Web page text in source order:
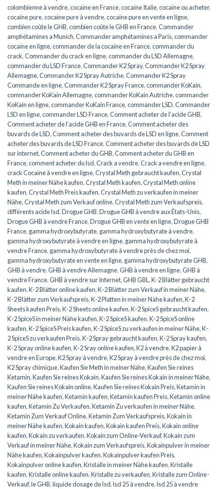
colombienne à vendre,cocaïne en France,cocaïne Italie,cocaïne ou acheter,
cocaïne pure,cocaïne pure à vendre,cocaïne pure en vente en ligne,
combien coûte le GHB,combien coûte le GHB en France,Commander
amphétamines a Munich,Commander amphétamines a Paris,commander
cocaïne en ligne,commander de la cocaïne en France,commander du
crack,Commander du crack en ligne,commander du LSD Allemagne,
commander du LSD France,Commander K2 Spray,Commander K2 Spray
Allemagne,Commander K2 Spray Autriche,Commander K2 Spray
Commande en ligne,Commander K2 Spray France,commander KoKain,
commander KoKain Allemagne,commander KoKain Autriche,commander
KoKain en ligne,commander KoKain France,commander LSD,Commander
LSD en ligne,commander LSD France,Comment acheter de l’acide GHB,
Comment acheter de l’acide GHB en France,Comment acheter des
buvards de LSD,Comment acheter des buvards de LSD en ligne,Comment
acheter des buvards de LSD France,Comment acheter des buvards de LSD
sur internet,Comment acheter du GHB,Comment acheter du GHB en
France,comment acheter du lsd,Crack a vendre,Crack a vendre en ligne,
crack Cocaïne à vendre en ligne,Crystal Meth gebraucht kaufen,Crystal
Meth in meiner Nähe kaufen,Crystal Meth kaufen,Crystal Meth online
kaufen,Crystal Meth Preis kaufen,Crystal Meth zu verkaufen in meiner
Nähe,Crystal Meth zum Verkauf online,Crystal Meth zum Verkaufspreis,
différents acide lsd,Drogue GHB,Drogue GHB à vendre aux États-Unis,
Drogue GHB à vendre France,Drogue GHB en vente en ligne,Drogue GHB
France, gamma hydroxybutyrate, gamma hydroxybutyrate à vendre,
gamma hydroxybutyrate à vendre en ligne, gamma hydroxybutyrate à
vendre France, gamma hydroxybutyrate à vendre près de chez moi,
gamma hydroxybutyrate en vente en ligne, gamma hydroxybutyrate GHB,
GHB à vendre,GHB à vendre Allemagne,GHB à vendre en ligne,GHB à
vendre France,GHB à vendre sur Internet,GHB GBL ,K-2 Blätter gebraucht
kaufen,K-2 Blätter online kaufen,K-2 Blätter zum Verkauf in meiner Nähe,
K-2 Blätter zum Verkaufspreis,K-2 Platten in meiner Nähe kaufen,K-2
Sheets kaufen Preis,K-2 Sheets online kaufen,K-2 SpiceS gebraucht kaufen,
K-2 SpiceS in meiner Nähe kaufen,K-2 SpiceS kaufen,K-2 SpiceS online
kaufen,K-2 SpiceS Preis kaufen,K-2 SpiceS zu verkaufen in meiner Nähe,K-
2 SpiceS zu verkaufen Preis,K-2 Spray gebraucht kaufen,K-2 Spray kaufen,
K-2 Spray online kaufen,K-2 Sray online kaufen,K2 à vendre,K2 papier à
vendre en Europe,K2 Spray à vendre,K2 Spray à vendre près de chez moi,
K2 Spray chimique,Kaufen Sie Meth in meiner Nähe,Kaufen Sie reines
Ketamin,Kaufen Sie reines Kokain,Kaufen Sie reines Kokain in meiner Nähe,
Kaufen Sie reines Kokain online,Kaufen Sie reines Kokain Preis,Ketamin in
meiner Nähe kaufen,Ketamin kaufen,Ketamin kaufen Preis,Ketamin online
kaufen,Ketamin Zu Verkaufen,Ketamin Zu verkaufen in meiner Nähe,
Ketamin Zum Verkauf Online,Ketamin Zum Verkaufspreis,Kokain in
meiner Nähe kaufen,Kokain kaufen,Kokain kaufen Preis,Kokain online
kaufen,Kokain zu verkaufen,Kokain zum Online-Verkauf,Kokain zum
Verkauf in meiner Nähe,Kokain zum Verkaufspreis,Kokainpulver in meiner
Nähe kaufen,Kokainpulver kaufen,Kokainpulver kaufen Preis,
Kokainpulver online kaufen,Kristalle in meiner Nähe kaufen,Kristalle
kaufen,Kristalle online kaufen,Kristalle zu verkaufen,Kristalle zum Online-
Verkauf,le GHB,liquide dosage de lsd,lsd 25 à vendre,lsd 25 à vendre